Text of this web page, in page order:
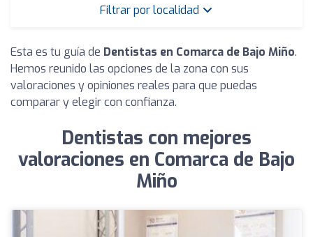
Filtrar por localidad
Esta es tu guía de Dentistas en Comarca de Bajo Miño.
Hemos reunido las opciones de la zona con sus
valoraciones y opiniones reales para que puedas
comparar y elegir con confianza.
Dentistas con mejores
valoraciones en Comarca de Bajo
Miño